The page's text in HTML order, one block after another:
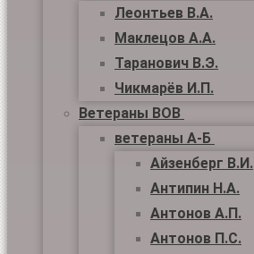
Леонтьев В.А.
Маклецов А.А.
Таранович В.Э.
Чикмарёв И.П.
Ветераны ВОВ
ветераны А-Б
Айзенберг В.И.
Антипин Н.А.
Антонов А.П.
Антонов П.С.